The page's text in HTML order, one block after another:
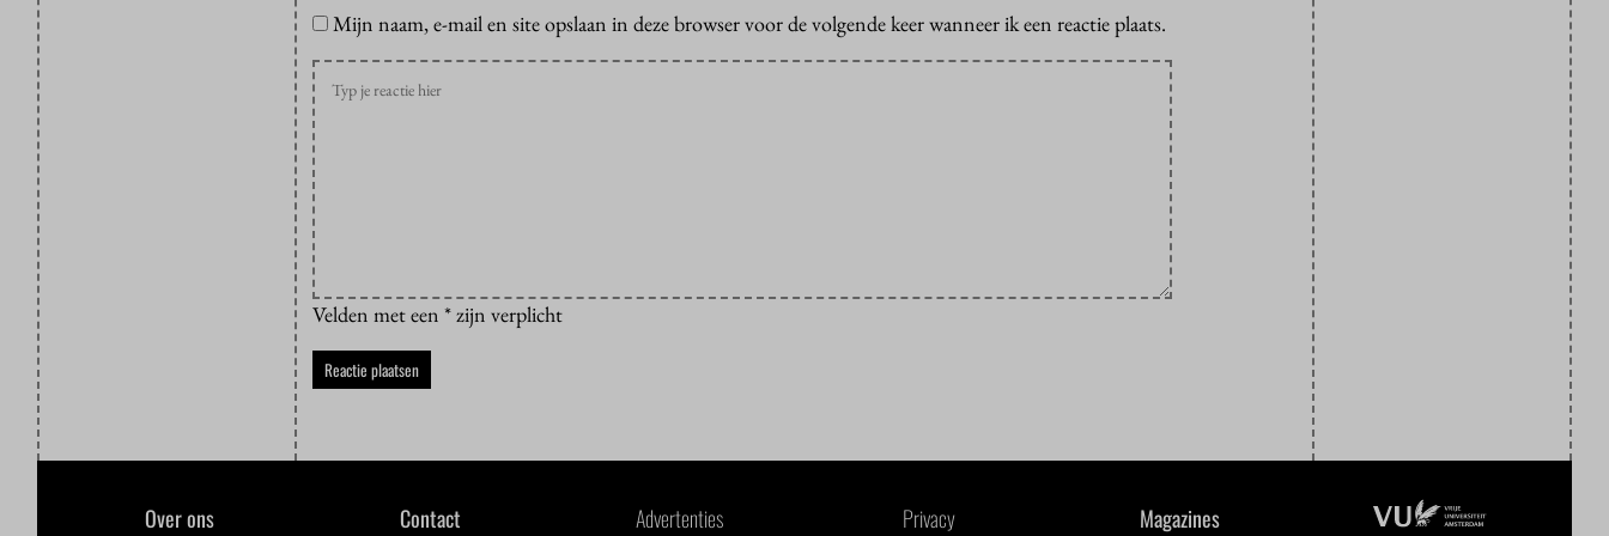
Mijn naam, e-mail en site opslaan in deze browser voor de volgende keer wanneer ik een reactie plaats.
Velden met een * zijn verplicht
Over ons Contact Advertenties Privacy Magazines